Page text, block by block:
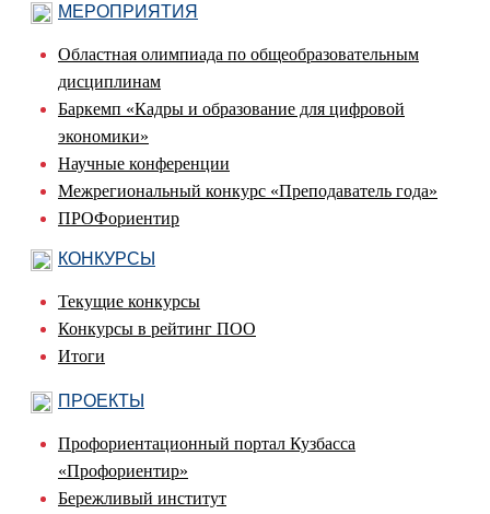
МЕРОПРИЯТИЯ
Областная олимпиада по общеобразовательным
дисциплинам
Баркемп «Кадры и образование для цифровой
экономики»
Научные конференции
Межрегиональный конкурс «Преподаватель года»
ПРОФориентир
КОНКУРСЫ
Текущие конкурсы
Конкурсы в рейтинг ПОО
Итоги
ПРОЕКТЫ
Профориентационный портал Кузбасса
«Профориентир»
Бережливый институт